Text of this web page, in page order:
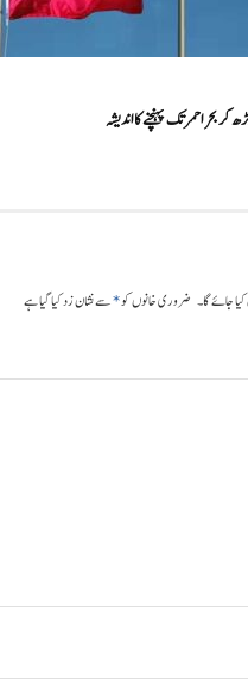
بحر احمر تک پہنچنے کا اندیشہ
جائے گا۔ ضروری خانوں کو*سے نشان زد کیا گیا ہے